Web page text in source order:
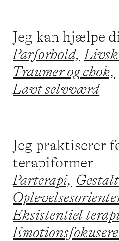
Jeg kan hjælpe
Parforhold,
Traumer og chok,
Lavt selvværd
Jeg praktiserer
terapiformer
Parterapi,
Eksistentiel